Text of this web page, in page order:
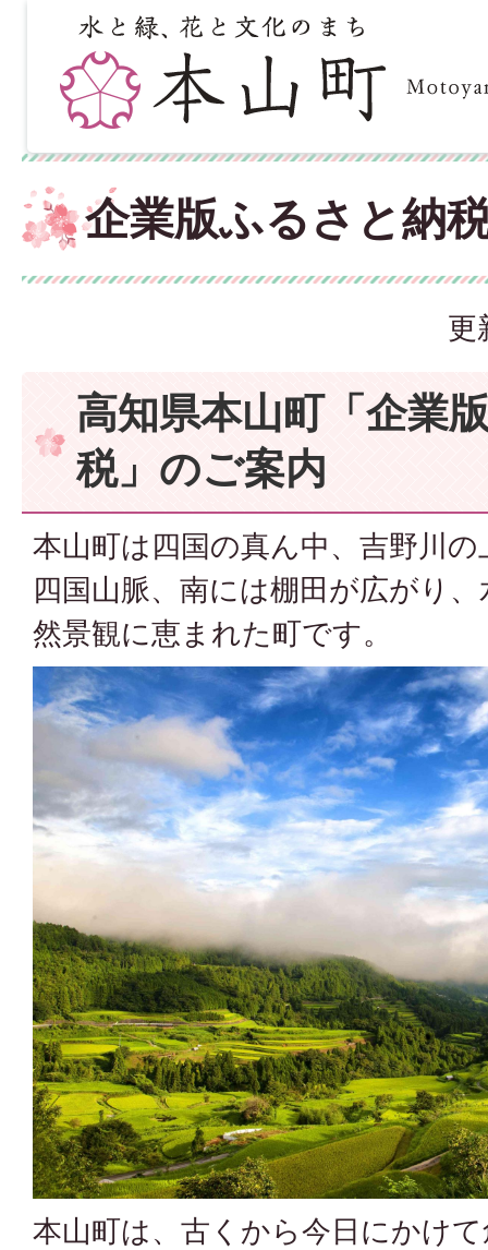
企業版ふるさと納
更
高知県本山町「企業
税」のご案内
本山町は四国の真ん中、吉野川
四国山脈、南には棚田が広がり
然景観に恵まれた町です。
本山町は、古くから今日にかけ